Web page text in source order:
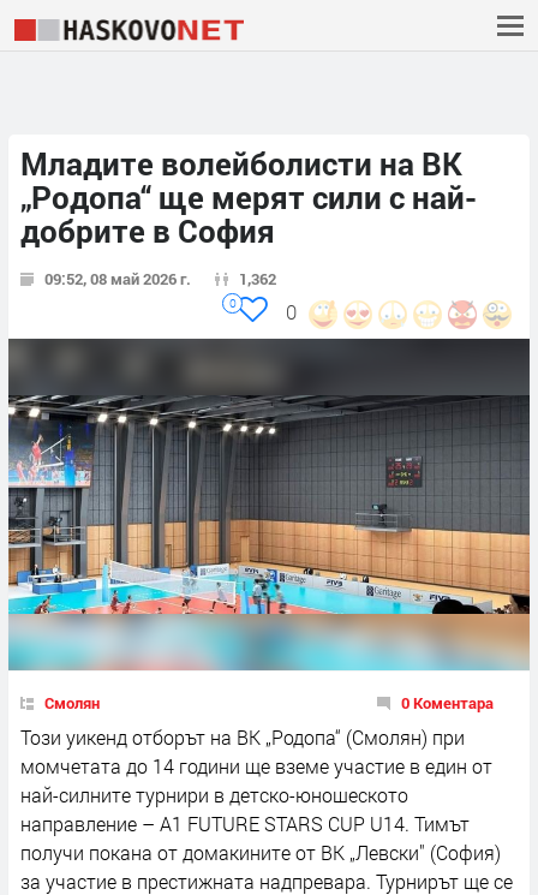
Младите волейболисти на ВК
„Родопа“ ще мерят сили с най-
добрите в София
09:52, 08 май 2026 г. 1,362
0
0
Смолян 0 Коментара
Този уикенд отборът на ВК „Родопа“ (Смолян) при
момчетата до 14 години ще вземе участие в един от
най-силните турнири в детско-юношеското
направление – A1 FUTURE STARS CUP U14. Тимът
получи покана от домакините от ВК „Левски" (София)
за участие в престижната надпревара. Турнирът ще се